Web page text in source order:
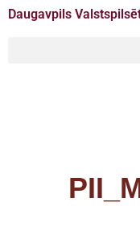
Daugavpils